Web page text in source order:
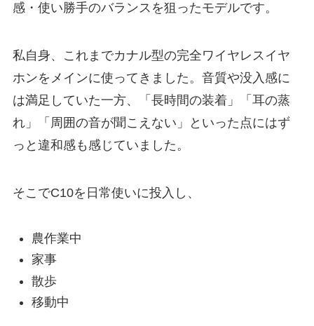
感・使い勝手のバランスを狙ったモデルです。
私自身、これまでカナル型の完全ワイヤレスイヤ
ホンをメインに使ってきました。音質や没入感に
は満足していた一方、「長時間の装着」「耳の蒸
れ」「周囲の音が聞こえない」といった点にはず
っと違和感も感じていました。
そこでC10を日常使いに投入し、
農作業中
家事
散歩
移動中